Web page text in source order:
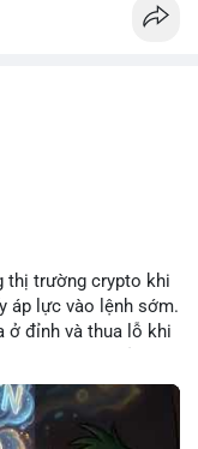
thị trường crypto khi
áp lực vào lệnh sớm.
ở đỉnh và thua lỗ khi